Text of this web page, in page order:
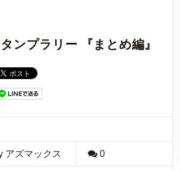
ンプラリー 『まとめ編』
アズマックス 0